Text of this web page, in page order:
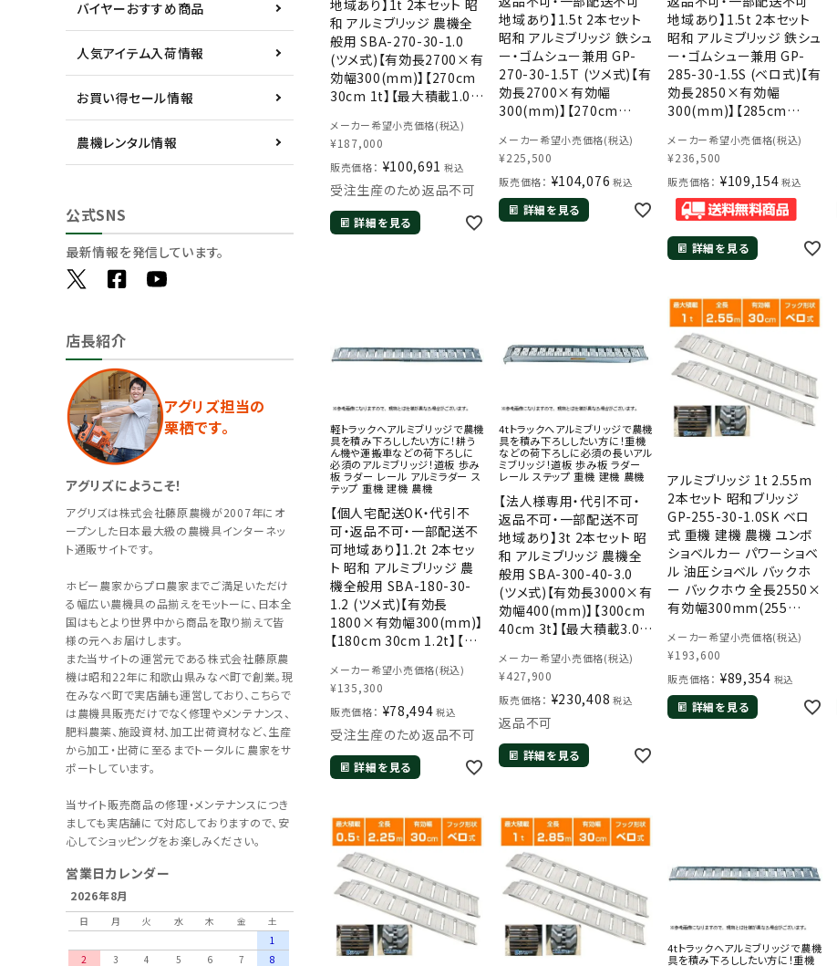
バイヤーおすすめ商品
人気アイテム入荷情報
お買い得セール情報
農機レンタル情報
公式SNS
最新情報を発信しています。
店長紹介
アグリズ担当の
栗栖です。
アグリズにようこそ！
アグリズは株式会社藤原農機が2007年にオ
ープンした日本最大級の農機具インターネッ
ト通販サイトです。
ホビー農家からプロ農家までご満足いただけ
る幅広い農機具の品揃えをモットーに、日本全
国はもとより世界中から商品を取り揃えて皆
様の元へお届けします。
また当サイトの運営元である株式会社藤原農
機は昭和22年に和歌山県みなべ町で創業。現
在みなべ町で実店舗も運営しており、こちらで
は農機具販売だけでなく修理やメンテナンス、
肥料農薬、施設資材、加工出荷資材など、生産
から加工・出荷に至るまでトータルに農家をサ
ポートしています。
当サイト販売商品の修理・メンテナンスにつき
ましても実店舗にて対応しておりますので、安
心してショッピングをお楽しみください。
営業日カレンダー
2026年8月
日 月 火 水 木 金
土
1
2
3 4 5 6 7 8
地域あり】1t 2本セット 昭
和 アルミブリッジ 農機全
般用 SBA-270-30-1.0
(ツメ式)【有効長2700×有
効幅300(mm)】【270cm
30cm 1t】【最大積載1.0t/
【国産・日本製】【2.7m】
メーカー希望小売価格(税込)
¥187,000
販売価格： ¥100,691 税込
受注生産のため返品不可
詳細を見る
地域あり】1.5t 2本セット
昭和 アルミブリッジ 鉄シュ
ー・ゴムシュー兼用 GP-
270-30-1.5T (ツメ式)【有
効長2700×有効幅
300(mm)】【270cm
1.5t/セット(2本)】 【1.5ト
ン】【1.5t】【国産・日本製】
【2.7m】
メーカー希望小売価格(税込)
¥225,500
販売価格： ¥104,076 税込
詳細を見る
地域あり】1.5t 2本セット
昭和 アルミブリッジ 鉄シュ
ー・ゴムシュー兼用 GP-
285-30-1.5S (ベロ式)【有
効長2850×有効幅
300(mm)】【285cm
1.5t/セット(2本)】 【1.5ト
ン】【1.5t】【国産・日本製】
メーカー希望小売価格(税込)
¥236,500
販売価格： ¥109,154 税込
詳細を見る
軽トラックへアルミブリッジで農機
具を積み下ろししたい方に！耕う
ん機や運搬車などの荷下ろしに
必須のアルミブリッジ！道板 歩み
板 ラダー レール アルミラダー ス
テップ 重機 建機 農機
【個人宅配送OK・代引不
可・返品不可・一部配送不
可地域あり】1.2t 2本セッ
ト 昭和 アルミブリッジ 農
機全般用 SBA-180-30-
1.2 (ツメ式)【有効長
1800×有効幅300(mm)】
【180cm 30cm 1.2t】【最
【1.2トン】【1.2t】【国産・日
本製】【1.8m】
メーカー希望小売価格(税込)
¥135,300
販売価格： ¥78,494 税込
受注生産のため返品不可
詳細を見る
4tトラックへアルミブリッジで農機
具を積み下ろししたい方に！重機
などの荷下ろしに必須の長いアル
ミブリッジ！道板 歩み板 ラダー
レール ステップ 重機 建機 農機
【法人様専用・代引不可・
返品不可・一部配送不可
地域あり】3t 2本セット 昭
和 アルミブリッジ 農機全
般用 SBA-300-40-3.0
(ツメ式)【有効長3000×有
効幅400(mm)】【300cm
40cm 3t】【最大積載3.0t/
【国産・日本製】【3m】
メーカー希望小売価格(税込)
¥427,900
販売価格： ¥230,408 税込
返品不可
詳細を見る
アルミブリッジ 1t 2.55m
2本セット 昭和ブリッジ
GP-255-30-1.0SK ベロ
式 重機 建機 農機 ユンボ
ショベルカー パワーショベ
ル 油圧ショベル バックホ
ー バックホウ 全長2550×
有効幅300mm(255
1.0t 1.0トン ラダーレール
アルミステップ アルミラダ
ー
メーカー希望小売価格(税込)
¥193,600
販売価格： ¥89,354 税込
詳細を見る
4tトラックへアルミブリッジで農機
具を積み下ろししたい方に！重機